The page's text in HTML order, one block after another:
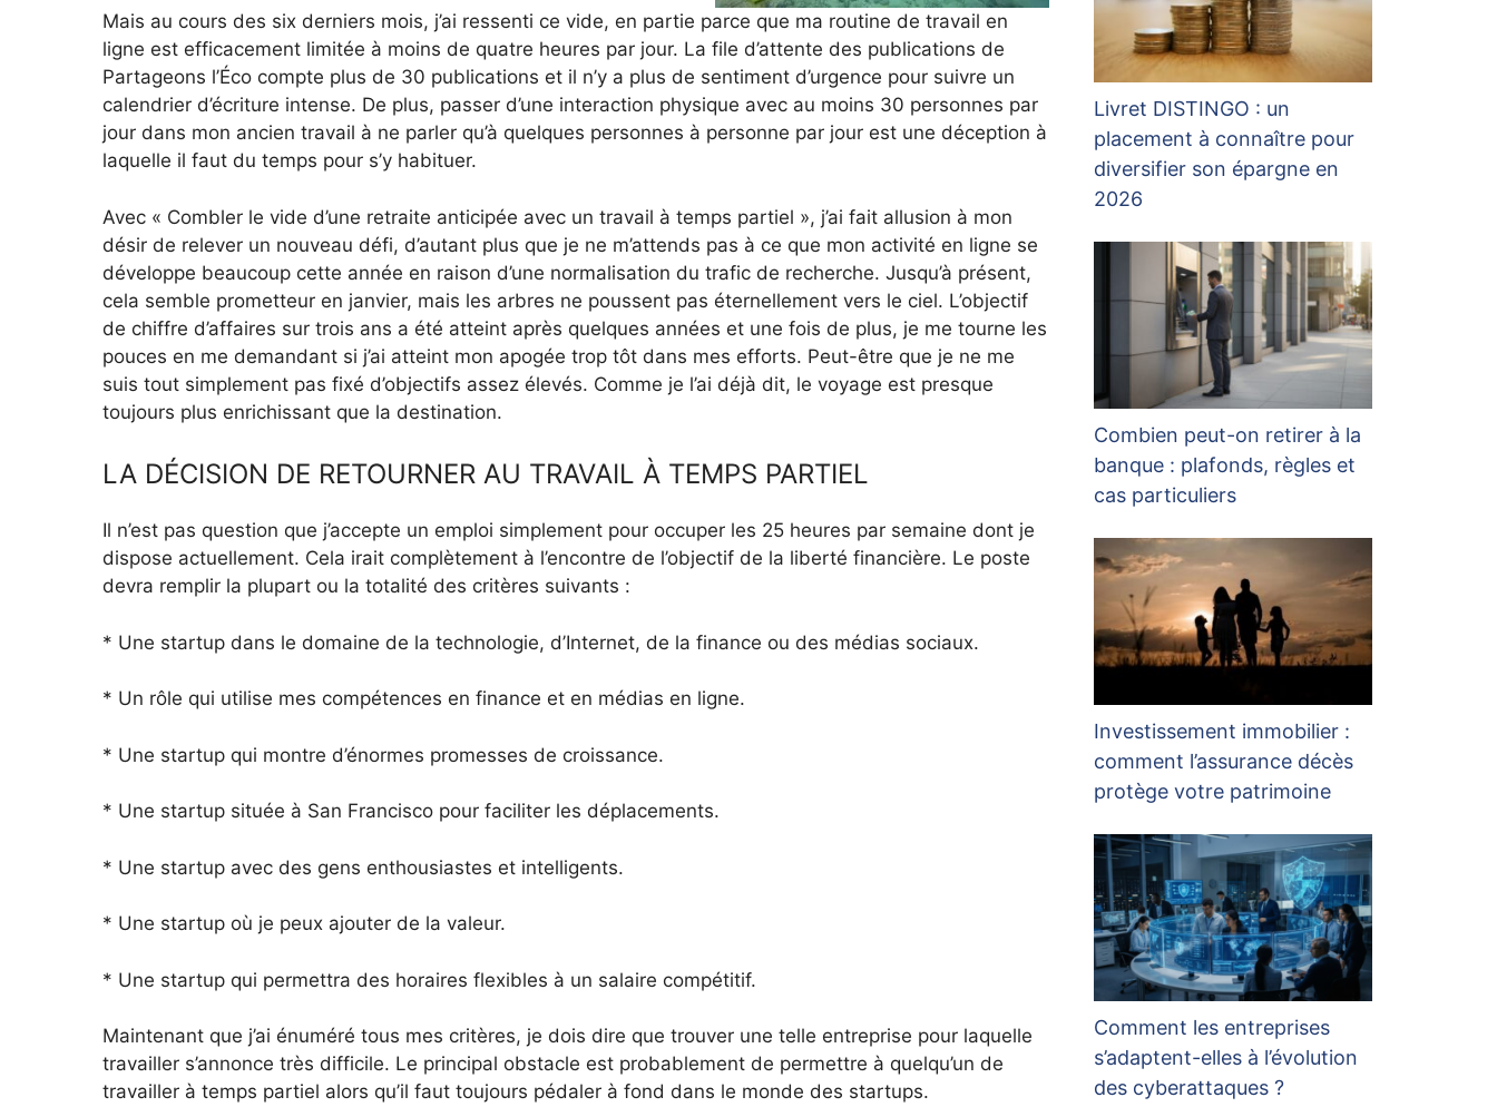
Mais au cours des six derniers mois, j’ai ressenti ce vide, en partie parce que ma routine de travail en
ligne est efficacement limitée à moins de quatre heures par jour. La file d’attente des publications de
Partageons l’Éco compte plus de 30 publications et il n’y a plus de sentiment d’urgence pour suivre un
calendrier d’écriture intense. De plus, passer d’une interaction physique avec au moins 30 personnes par
jour dans mon ancien travail à ne parler qu’à quelques personnes à personne par jour est une déception à
laquelle il faut du temps pour s’y habituer.
Avec « Combler le vide d’une retraite anticipée avec un travail à temps partiel », j’ai fait allusion à mon
désir de relever un nouveau défi, d’autant plus que je ne m’attends pas à ce que mon activité en ligne se
développe beaucoup cette année en raison d’une normalisation du trafic de recherche. Jusqu’à présent,
cela semble prometteur en janvier, mais les arbres ne poussent pas éternellement vers le ciel. L’objectif
de chiffre d’affaires sur trois ans a été atteint après quelques années et une fois de plus, je me tourne les
pouces en me demandant si j’ai atteint mon apogée trop tôt dans mes efforts. Peut-être que je ne me
suis tout simplement pas fixé d’objectifs assez élevés. Comme je l’ai déjà dit, le voyage est presque
toujours plus enrichissant que la destination.
LA DÉCISION DE RETOURNER AU TRAVAIL À TEMPS PARTIEL
Il n’est pas question que j’accepte un emploi simplement pour occuper les 25 heures par semaine dont je
dispose actuellement. Cela irait complètement à l’encontre de l’objectif de la liberté financière. Le poste
devra remplir la plupart ou la totalité des critères suivants :
* Une startup dans le domaine de la technologie, d’Internet, de la finance ou des médias sociaux.
* Un rôle qui utilise mes compétences en finance et en médias en ligne.
* Une startup qui montre d’énormes promesses de croissance.
* Une startup située à San Francisco pour faciliter les déplacements.
* Une startup avec des gens enthousiastes et intelligents.
* Une startup où je peux ajouter de la valeur.
* Une startup qui permettra des horaires flexibles à un salaire compétitif.
Maintenant que j’ai énuméré tous mes critères, je dois dire que trouver une telle entreprise pour laquelle
travailler s’annonce très difficile. Le principal obstacle est probablement de permettre à quelqu’un de
travailler à temps partiel alors qu’il faut toujours pédaler à fond dans le monde des startups.
Livret DISTINGO : un
placement à connaître pour
diversifier son épargne en
2026
Combien peut-on retirer à la
banque : plafonds, règles et
cas particuliers
Investissement immobilier :
comment l’assurance décès
protège votre patrimoine
Comment les entreprises
s’adaptent-elles à l’évolution
des cyberattaques ?